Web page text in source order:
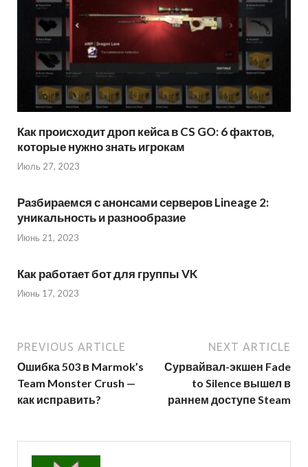
Как происходит дроп кейса в CS GO: 6 фактов,
которые нужно знать игрокам
Июль 27, 2023
Разбираемся с анонсами серверов Lineage 2:
уникальность и разнообразие
Июнь 21, 2023
Как работает бот для группы VK
Июнь 17, 2023
PREVIOUS ARTICLE
Ошибка 503 в Marmok’s
Team Monster Crush —
как исправить?
NEXT ARTICLE
Сурвайвал-экшен Fade
to Silence вышел в
раннем доступе Steam